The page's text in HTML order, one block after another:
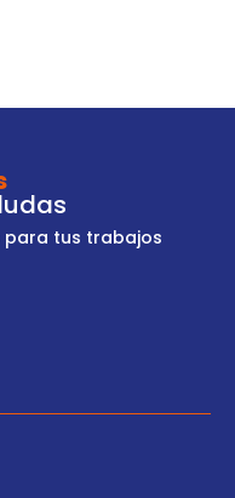
para tus trabajos